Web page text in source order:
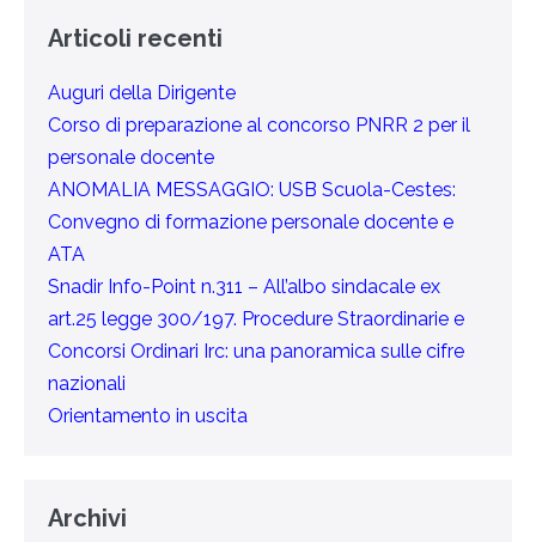
Articoli recenti
Auguri della Dirigente
Corso di preparazione al concorso PNRR 2 per il
personale docente
ANOMALIA MESSAGGIO: USB Scuola-Cestes:
Convegno di formazione personale docente e
ATA
Snadir Info-Point n.311 – All’albo sindacale ex
art.25 legge 300/197. Procedure Straordinarie e
Concorsi Ordinari Irc: una panoramica sulle cifre
nazionali
Orientamento in uscita
Archivi